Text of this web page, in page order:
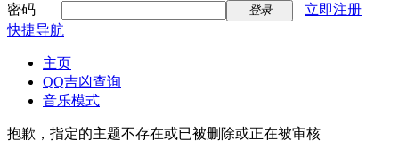
密码
登录
立即注册
快捷导航
主页
QQ吉凶查询
音乐模式
抱歉，指定的主题不存在或已被删除或正在被审核